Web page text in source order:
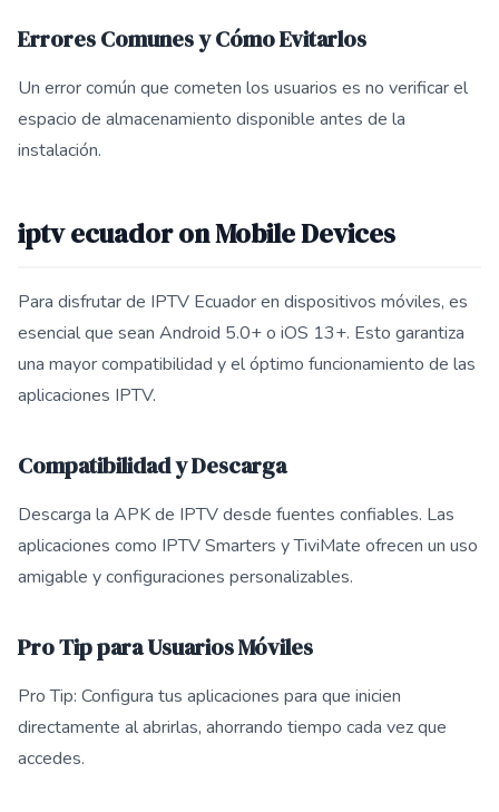
Errores Comunes y Cómo Evitarlos
Un error común que cometen los usuarios es no verificar el
espacio de almacenamiento disponible antes de la
instalación.
iptv ecuador on Mobile Devices
Para disfrutar de IPTV Ecuador en dispositivos móviles, es
esencial que sean Android 5.0+ o iOS 13+. Esto garantiza
una mayor compatibilidad y el óptimo funcionamiento de las
aplicaciones IPTV.
Compatibilidad y Descarga
Descarga la APK de IPTV desde fuentes confiables. Las
aplicaciones como IPTV Smarters y TiviMate ofrecen un uso
amigable y configuraciones personalizables.
Pro Tip para Usuarios Móviles
Pro Tip: Configura tus aplicaciones para que inicien
directamente al abrirlas, ahorrando tiempo cada vez que
accedes.